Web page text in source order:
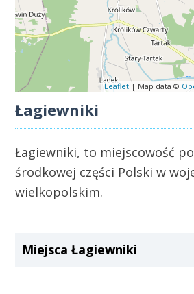
Leaflet| Map data ©
Łagiewniki
Łagiewniki, to miejscowość
środkowej części Polski w
wielkopolskim.
Miejsca Łagiewniki